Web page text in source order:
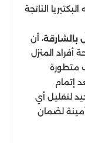
الناتجة
بالشارقة، أن
أفراد المنزل
متطورة
إتمام
لتقليل أي
لضمان